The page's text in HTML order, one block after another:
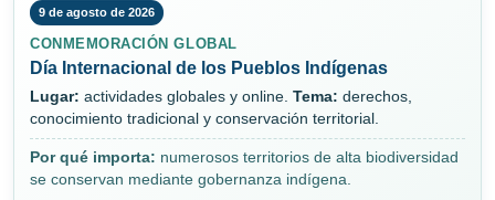
9 de agosto de 2026
CONMEMORACIÓN GLOBAL
Día Internacional de los Pueblos Indígenas
Lugar: actividades globales y online. Tema: derechos,
conocimiento tradicional y conservación territorial.
Por qué importa: numerosos territorios de alta biodiversidad
se conservan mediante gobernanza indígena.